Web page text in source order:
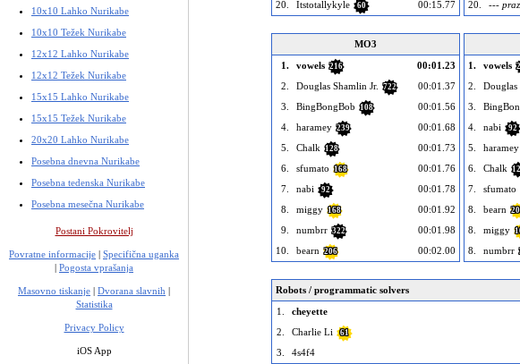
10x10 Lahko Nurikabe
10x10 Težek Nurikabe
12x12 Lahko Nurikabe
12x12 Težek Nurikabe
15x15 Lahko Nurikabe
15x15 Težek Nurikabe
20x20 Lahko Nurikabe
Posebna dnevna Nurikabe
Posebna tedenska Nurikabe
Posebna mesečna Nurikabe
Postani Pokrovitelj
Povratne informacije | Specifična uganka
| Pogosta vprašanja
Masovno tiskanje | Dvorana slavnih |
Statistika
Privacy Policy
iOS App
20.
Itstotallykyle 60 00:15.77
20.
---
MO3
1.
vowels 216
00:01.23
2.
Douglas Shamlin Jr. 722
00:01.37
3.
BingBongBob 108
00:01.56
4.
haramey 239
00:01.68
5.
Chalk 128
00:01.73
6.
sfumato 168
00:01.76
7.
nabi 92
00:01.78
8.
miggy 168
00:01.92
9.
numbrr 322
00:01.98
10.
bearn 206 00:02.00
1.
vowels
2.
Douglas
3.
4.
nabi 92
5.
haramey
6.
Chalk
7.
sfumato
8.
bearn
8.
miggy
8.
numbrr
Robots / programmatic solvers
1.
cheyette
2.
Charlie Li 61
3.
4s4f4